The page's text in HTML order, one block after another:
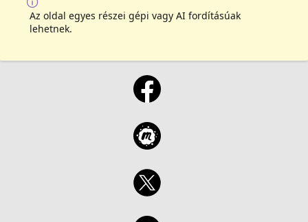
Az oldal egyes részei gépi vagy AI fordításúak
lehetnek.